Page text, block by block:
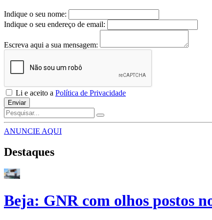
Indique o seu nome:
Indique o seu endereço de email:
Escreva aqui a sua mensagem:
Li e aceito a Política de Privacidade
Enviar
ANUNCIE AQUI
Destaques
Beja: GNR com olhos postos